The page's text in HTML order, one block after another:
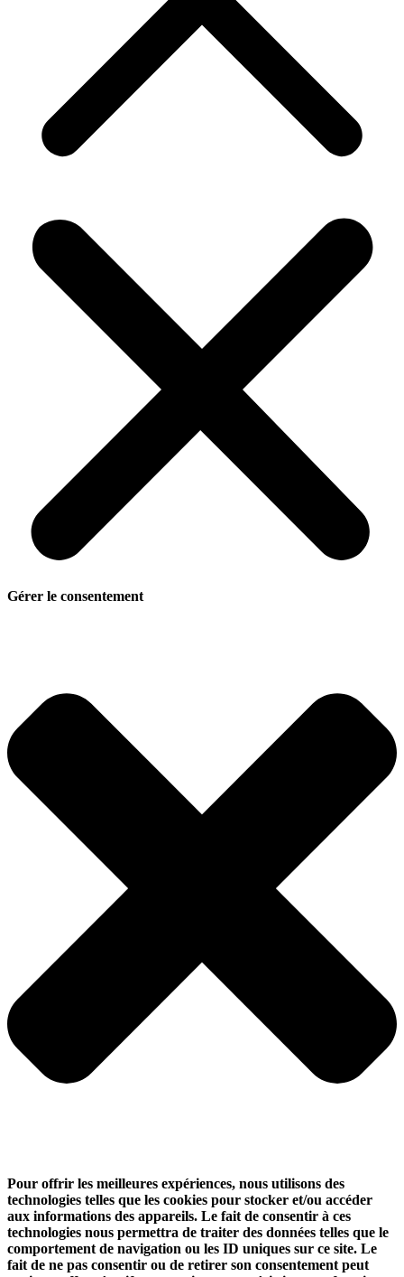
Gérer le consentement
Pour offrir les meilleures expériences, nous utilisons des
technologies telles que les cookies pour stocker et/ou accéder
aux informations des appareils. Le fait de consentir à ces
technologies nous permettra de traiter des données telles que le
comportement de navigation ou les ID uniques sur ce site. Le
fait de ne pas consentir ou de retirer son consentement peut